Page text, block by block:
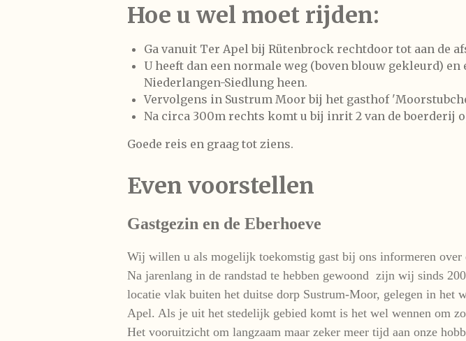
Hoe u wel moet rijden:
Ga vanuit Ter Apel bij Rütenbrock rechtdoor tot aan de
U heeft dan een normale weg (boven blouw gekleurd)
Niederlangen-Siedlung heen.
Vervolgens in Sustrum Moor bij het gasthof
Na circa 300m rechts komt u bij inrit 2 van de boerderij
Goede reis en graag tot ziens.
Even voorstellen
Gastgezin en de Eberhoeve
Wij willen u als mogelijk toekomstig gast bij ons informeren over
Na jarenlang in de randstad te hebben gewoond zijn wij sinds
locatie vlak buiten het duitse dorp Sustrum-Moor, gelegen in het
Apel. Als je uit het stedelijk gebied komt is het wel wennen om
Het vooruitzicht om langzaam maar zeker meer tijd aan onze